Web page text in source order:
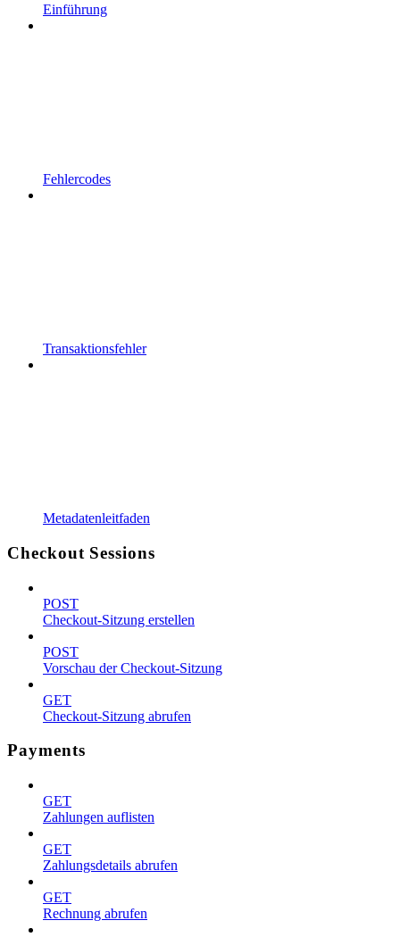
Einführung
Fehlercodes
Transaktionsfehler
Metadatenleitfaden
Checkout Sessions
POST
Checkout-Sitzung erstellen
POST
Vorschau der Checkout-Sitzung
GET
Checkout-Sitzung abrufen
Payments
GET
Zahlungen auflisten
GET
Zahlungsdetails abrufen
GET
Rechnung abrufen